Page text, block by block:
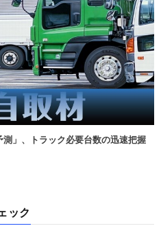
測」、トラック必要台数の迅速把握
ック